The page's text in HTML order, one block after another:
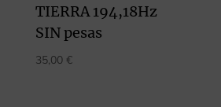
TIERRA 194,18Hz
SIN pesas
35,00 €